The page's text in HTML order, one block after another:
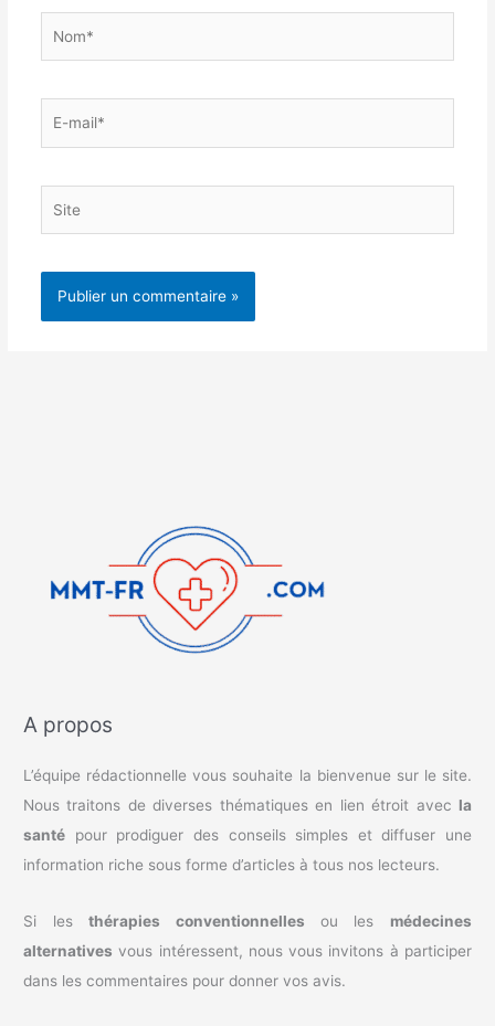
mail*
A propos
L’équipe rédactionnelle vous souhaite la bienvenue sur le site.
Nous traitons de diverses thématiques en lien étroit avec la
santé pour prodiguer des conseils simples et diffuser une
information riche sous forme d’articles à tous nos lecteurs.
Si lesthérapies conventionnelles ou les médecines
alternatives vous intéressent, nous vous invitons à participer
dans les commentaires pour donner vos avis.